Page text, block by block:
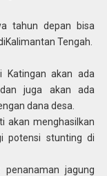
tahun depan bisa
Tengah.
Katingan akan ada
juga akan ada
dana desa.
akan menghasilkan
potensi stunting di
jagung